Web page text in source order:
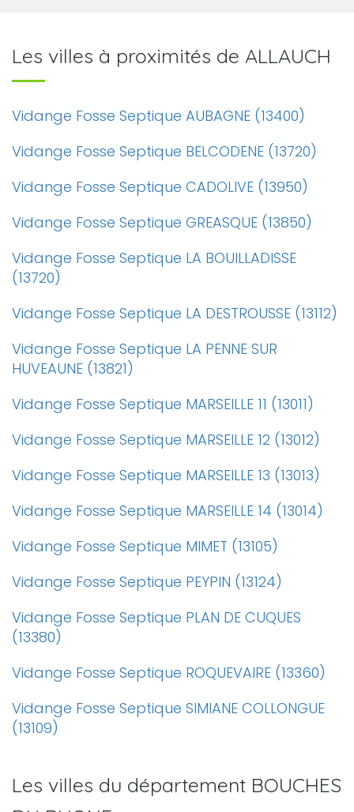
Les villes à proximités de ALLAUCH
Vidange Fosse Septique AUBAGNE (13400)
Vidange Fosse Septique BELCODENE (13720)
Vidange Fosse Septique CADOLIVE (13950)
Vidange Fosse Septique GREASQUE (13850)
Vidange Fosse Septique LA BOUILLADISSE
(13720)
Vidange Fosse Septique LA DESTROUSSE (13112)
Vidange Fosse Septique LA PENNE SUR
HUVEAUNE (13821)
Vidange Fosse Septique MARSEILLE 11 (13011)
Vidange Fosse Septique MARSEILLE 12 (13012)
Vidange Fosse Septique MARSEILLE 13 (13013)
Vidange Fosse Septique MARSEILLE 14 (13014)
Vidange Fosse Septique MIMET (13105)
Vidange Fosse Septique PEYPIN (13124)
Vidange Fosse Septique PLAN DE CUQUES
(13380)
Vidange Fosse Septique ROQUEVAIRE (13360)
Vidange Fosse Septique SIMIANE COLLONGUE
(13109)
Les villes du département BOUCHES